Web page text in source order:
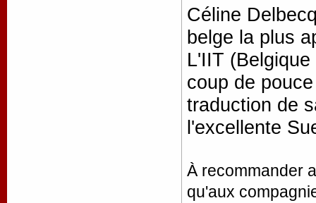
Céline
belge la plus
L'IIT
coup de
traduction de
l'excellente
À recommander
qu'aux